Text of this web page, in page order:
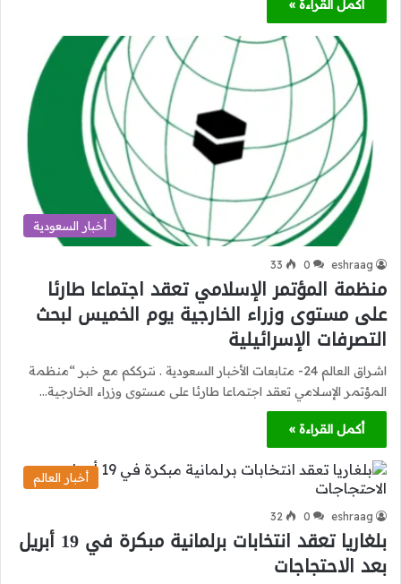
أكمل القراءة »
أخبار السعودية
eshraag
0
33
منظمة المؤتمر الإسلامي تعقد اجتماعا طارئا
على مستوى وزراء الخارجية يوم الخميس لبحث
التصرفات الإسرائيلية
اشراق العالم 24- متابعات الأخبار السعودية . نترككم مع خبر “منظمة
المؤتمر الإسلامي تعقد اجتماعا طارئا على مستوى وزراء الخارجية…
أكمل القراءة »
أخبار العالم
eshraag
0
32
بلغاريا تعقد انتخابات برلمانية مبكرة في 19 أبريل
بعد الاحتجاجات